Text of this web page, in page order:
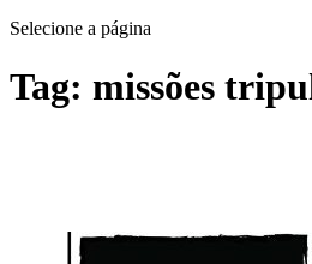
Selecione a página
Tag: missões